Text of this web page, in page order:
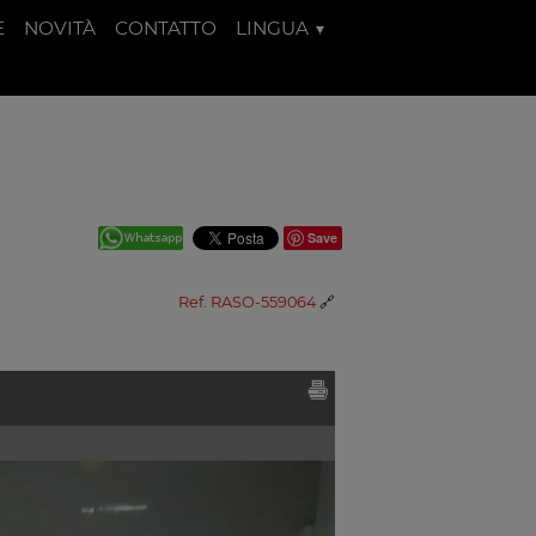
NOVITÀ CONTATTO LINGUA
Save
Ref. RASO-559064 🔗